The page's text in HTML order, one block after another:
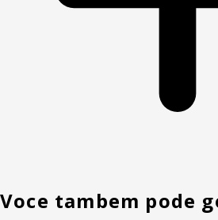
Voce tambem pode